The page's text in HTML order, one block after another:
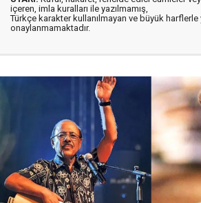
içeren, imla kuralları ile yazılmamış,
Türkçe karakter kullanılmayan ve büyük harflerle
onaylanmamaktadır.